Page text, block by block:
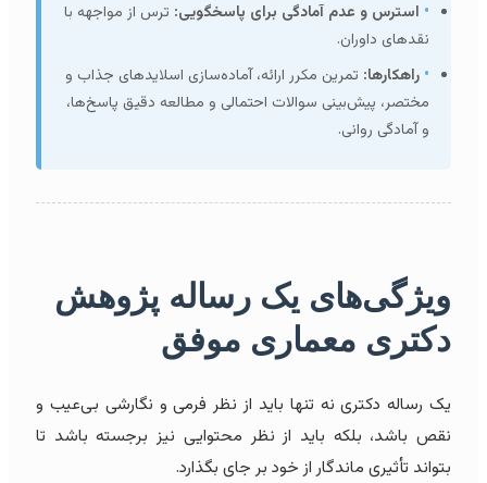
استرس و عدم آمادگی برای پاسخگویی:ترس از مواجهه با
نقدهای داوران.
راهکارها:تمرین مکرر ارائه، آماده‌سازی اسلایدهای جذاب و
مختصر، پیش‌بینی سوالات احتمالی و مطالعه دقیق پاسخ‌ها،
و آمادگی روانی.
ویژگی‌های یک رسالهپژوهش
دکتری معماری موفق
یک رساله دکتری نه تنها باید از نظر فرمی و نگارشی بی‌عیب و
نقص باشد، بلکه باید از نظر محتوایی نیز برجسته باشد تا
بتواند تأثیری ماندگار از خود بر جای بگذارد.